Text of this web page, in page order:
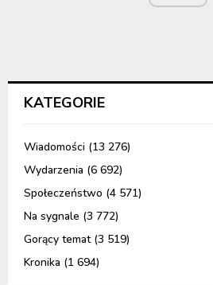
KATEGORIE
Wiadomości (13 276)
Wydarzenia (6 692)
Społeczeństwo (4 571)
Na sygnale (3 772)
Gorący temat(3 519)
Kronika (1 694)